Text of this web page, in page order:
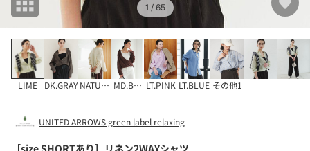
1 / 65
LIME DK.GRAY NATURALMD.BROWNLT.PINK LT.BLUE その他1
UNITED ARROWS green label relaxing